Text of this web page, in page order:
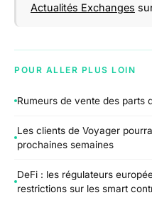
Actualités Exchanges
POUR ALLER PLUS LOIN
Rumeurs de vente des parts
Les clients de Voyager
prochaines semaines
DeFi : les régulateurs
restrictions sur les smart